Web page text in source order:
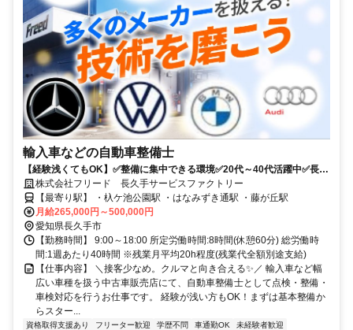
輸入車などの自動車整備士
【経験浅くてもOK】✅整備に集中できる環境✅20代～40代活躍中✅長期
休暇あり・土日希望休もOK
株式会社フリード 長久手サービスファクトリー
【最寄り駅】 ・杁ケ池公園駅 ・はなみずき通駅 ・藤が丘駅
月給265,000円～500,000円
愛知県長久手市
【勤務時間】 9:00～18:00 所定労働時間:8時間(休憩60分) 総労働時
間:1週あたり40時間 ※残業月平均20h程度(残業代全額別途支給)
【仕事内容】 ＼接客少なめ。クルマと向き合える✨／ 輸入車など幅
広い車種を扱う中古車販売店にて、自動車整備士として点検・整備・
車検対応を行うお仕事です。 経験が浅い方もOK！まずは基本整備か
らスター...
資格取得支援あり フリーター歓迎 学歴不問 車通勤OK
未経験者歓迎